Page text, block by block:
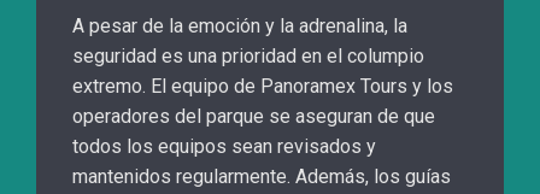
A pesar de la emoción y la adrenalina, la
seguridad es una prioridad en el columpio
extremo. El equipo de Panoramex Tours y los
operadores del parque se aseguran de que
todos los equipos sean revisados y
mantenidos regularmente. Además, los guías